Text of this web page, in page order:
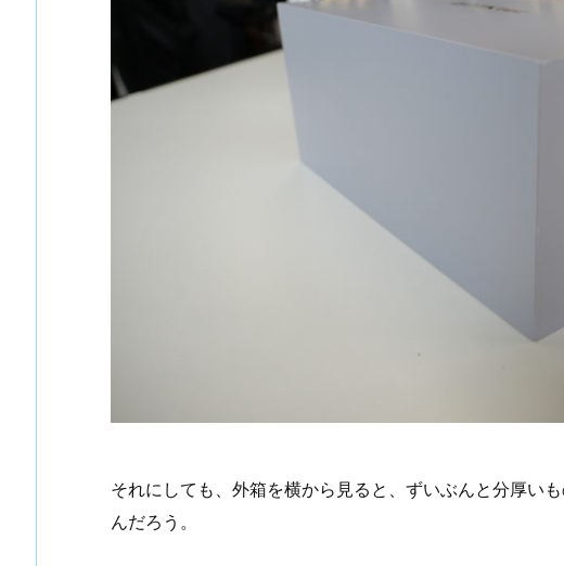
それにしても、外箱を横から見ると、ずいぶんと分厚い
んだろう。